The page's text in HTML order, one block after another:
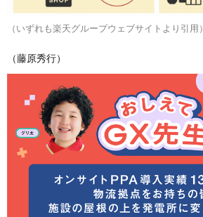
（いずれも楽天グループウェブサイトより引用）
（藤原秀行）